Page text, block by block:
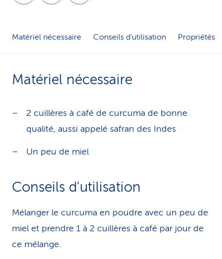
i
c
e
Matériel nécessaire Conseils d'utilisation Propriétés
Matériel nécessaire
2 cuillères à café de curcuma de bonne
qualité, aussi appelé safran des Indes
Un peu de miel
Conseils d'utilisation
Mélanger le curcuma en poudre avec un peu de
miel et prendre 1 à 2 cuillères à café par jour de
ce mélange.